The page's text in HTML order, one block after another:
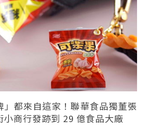
」都來自這家！聯華食品獨董張
商行發跡到 29 億食品大廠